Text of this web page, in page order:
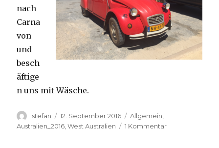
nach
Carna
von
und
besch
äftige
n uns mit Wäsche.
Autor
stefan
Veröffentlicht
am
12. September 2016 Kategorien
Allgemein
Australien_2016 ,West Australien 1 Kommentarzu